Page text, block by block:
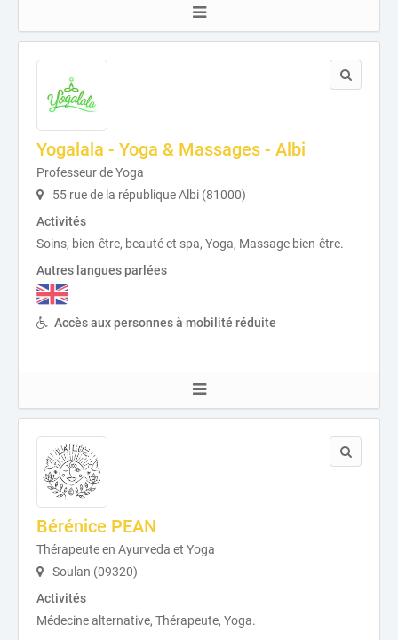
Yogalala - Yoga & Massages - Albi
Professeur de Yoga
55 rue de la république Albi (81000)
Activités
Soins, bien-être, beauté et spa, Yoga, Massage bien-être.
Autres langues parlées
Accès aux personnes à mobilité réduite
Bérénice PEAN
Thérapeute en Ayurveda et Yoga
Soulan (09320)
Activités
Médecine alternative, Thérapeute, Yoga.